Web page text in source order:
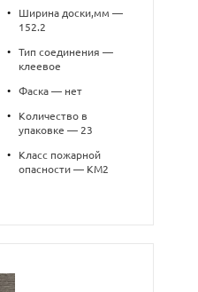
•
Ширина доски,мм —
152.2
•
Тип соединения —
клеевое
• Фаска — нет
•
Количество в
упаковке — 23
•
Класс пожарной
опасности — КМ2